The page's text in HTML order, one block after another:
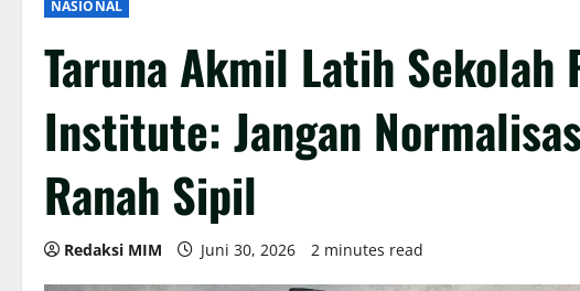
NASIONAL
Taruna Akmil Latih Sekolah
Institute: Jangan
Ranah Sipil
Redaksi MIM Juni 30, 2026 2 minutes read